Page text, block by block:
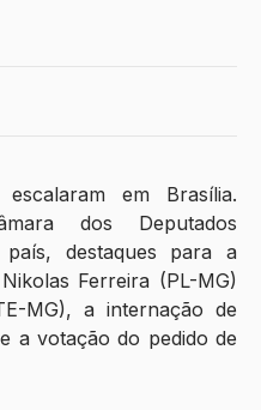
em Brasília.
dos Deputados
destaques para a
Ferreira (PL-MG)
MG), a internação de
a votação do pedido de